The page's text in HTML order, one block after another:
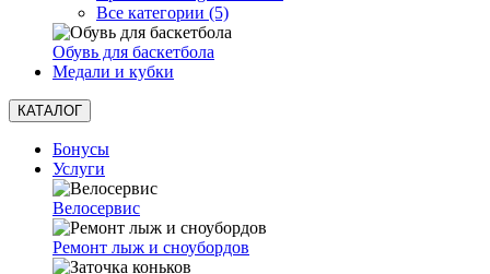
Все категории (5)
Обувь для баскетбола
Медали и кубки
КАТАЛОГ
Бонусы
Услуги
Велосервис
Ремонт лыж и сноубордов